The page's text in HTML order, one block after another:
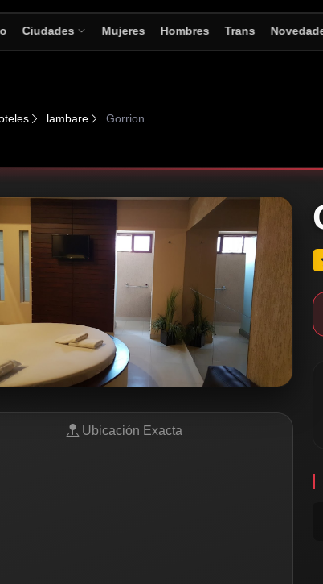
Ciudades Mujeres Hombres Trans
lambare Gorrion
Ubicación Exacta